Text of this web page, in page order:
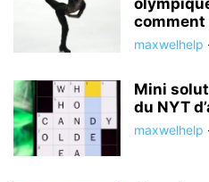
comment
maxwelhelp
Mini
du NYT
maxwelhelp